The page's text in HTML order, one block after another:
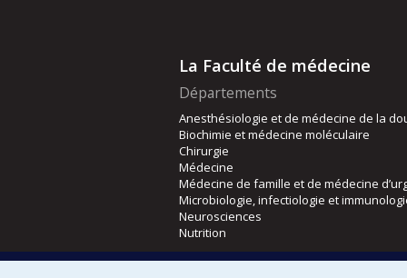
La Faculté de médecine
Départements
Anesthésiologie et de médecine de la
Biochimie et médecine moléculaire
Chirurgie
Médecine
Médecine de famille et de médecine
Microbiologie, infectiologie et
Neurosciences
Nutrition